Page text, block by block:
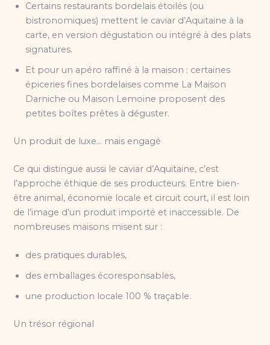
Certains restaurants bordelais étoilés (ou
bistronomiques) mettent le caviar d’Aquitaine à la
carte, en version dégustation ou intégré à des plats
signatures.
Et pour un apéro raffiné à la maison : certaines
épiceries fines bordelaises comme La Maison
Darniche ou Maison Lemoine proposent des
petites boîtes prêtes à déguster.
Un produit de luxe… mais engagé
Ce qui distingue aussi le caviar d’Aquitaine, c’est
l’approche éthique de ses producteurs. Entre bien-
être animal, économie locale et circuit court, il est loin
de l’image d’un produit importé et inaccessible. De
nombreuses maisons misent sur :
des pratiques durables,
des emballages écoresponsables,
une production locale 100 % traçable.
Un trésor régional